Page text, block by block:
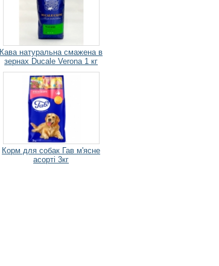
Кава натуральна смажена в
зернах Ducale Verona 1 кг
Корм для собак Гав м'ясне
асорті 3кг